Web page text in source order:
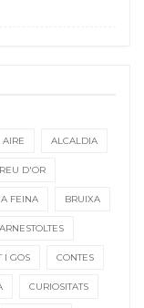
AIRE ALCALDIA
D'OR
FEINA BRUIXA
I GOS CONTES
CURIOSITATS